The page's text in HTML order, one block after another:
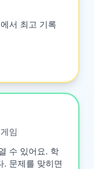
서 최고 기록
임
수 있어요. 학
. 문제를 맞히면